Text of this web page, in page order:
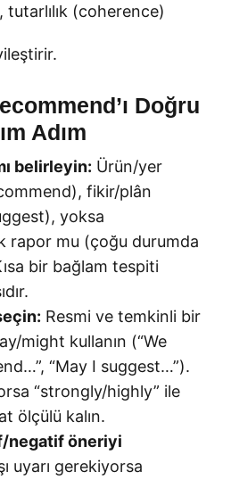
(coherence)
Doğru
Adım
belirleyin: Ürün/yer
fikir/plân
yoksa
rapor mu (çoğu durumda
bir bağlam tespiti
Resmi ve temkinli bir
might kullanın (“We
“May I suggest…”).
“strongly/highly” ile
ölçülü kalın.
negatif öneriyi
uyarı gerekiyorsa